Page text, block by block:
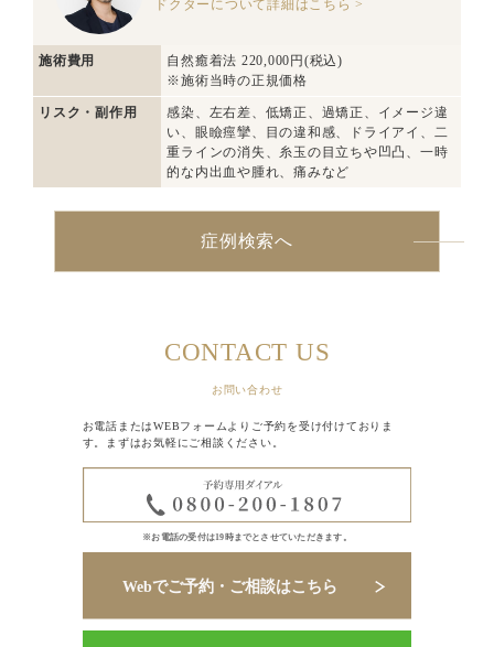
ドクターについて詳細はこちら >
施術費用
自然癒着法 220,000円(税込)
※施術当時の正規価格
リスク・副作用
感染、左右差、低矯正、過矯正、イメージ違
い、眼瞼痙攣、目の違和感、ドライアイ、二
重ラインの消失、糸玉の目立ちや凹凸、一時
的な内出血や腫れ、痛みなど
症例検索へ
CONTACT US
お問い合わせ
お電話またはWEBフォームよりご予約を受け付けておりま
す。まずはお気軽にご相談ください。
※お電話の受付は19時までとさせていただきます。